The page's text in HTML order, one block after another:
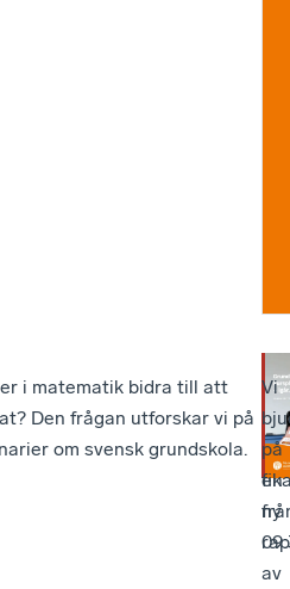
i matematik bidra till att
Den frågan utforskar vi på
om svensk grundskola.
en
ny
av
Vi
på